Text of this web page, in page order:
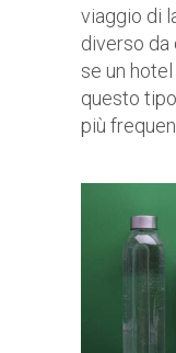
viaggio di
diverso da
se un
questo
più